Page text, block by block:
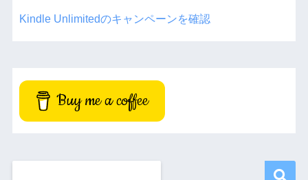
Kindle Unlimitedのキャンペーンを確認
Buy me a coffee